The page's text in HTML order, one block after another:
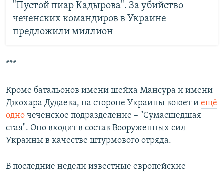
"Пустой пиар Кадырова". За убийство
чеченских командиров в Украине
предложили миллион
***
Кроме батальонов имени шейха Мансура и имени
Джохара Дудаева, на стороне Украины воюет и ещё
одно чеченское подразделение – "Сумасшедшая
стая". Оно входит в состав Вооруженных сил
Украины в качестве штурмового отряда.
В последние недели известные европейские